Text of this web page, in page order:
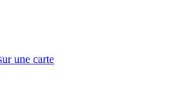
une carte